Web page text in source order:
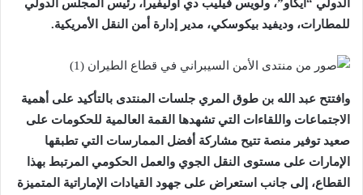
الدولي “ايكاو”، ولويس فيليب دي أوليفيرا، رئيس المجلس الدولي
للمطارات، وديفيد بيكوسكي، مدير إدارة أمن النقل الأمريكية.
وافتتح عبد الله بن طوق المري جلسات المنتدى بالتأكيد على أهمية
الاجتماعات واللقاءات التي تشهدها القمة العالمية للحكومات على
صعيد توفير منصة تتيح مشاركة أفضل الممارسات التي تطبقها
الإمارات على مستوى النقل الجوي والعمل الحكومي المرتبط بهذا
القطاع، إلى جانب استعراض على جهود القيادات الإماراتية المتميزة